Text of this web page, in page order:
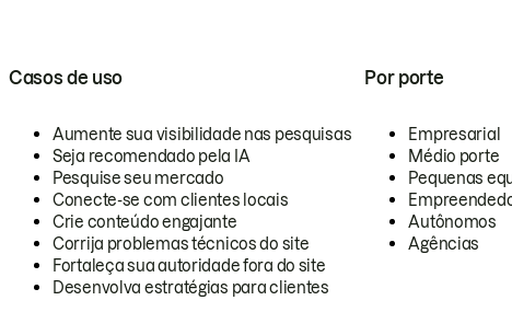
Casos de uso
Aumente sua visibilidade nas pesquisas
Seja recomendado pela IA
Pesquise seu mercado
Conecte-se com clientes locais
Crie conteúdo engajante
Corrija problemas técnicos do site
Fortaleça sua autoridade fora do site
Desenvolva estratégias para clientes
Por porte
Empresarial
Médio porte
Pequenas
Autônomos
Agências